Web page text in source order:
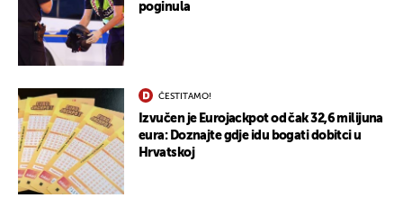
poginula
ČESTITAMO!
Izvučen je Eurojackpot od čak 32,6 milijuna
eura: Doznajte gdje idu bogati dobitci u
Hrvatskoj